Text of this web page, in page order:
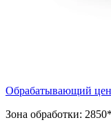
Обрабатывающий
Зона обработки: